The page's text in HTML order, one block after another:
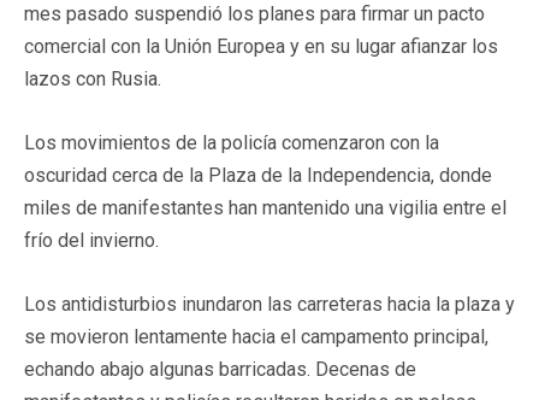
mes pasado suspendió los planes para firmar un pacto
comercial con la Unión Europea y en su lugar afianzar los
lazos con Rusia.
Los movimientos de la policía comenzaron con la
oscuridad cerca de la Plaza de la Independencia, donde
miles de manifestantes han mantenido una vigilia entre el
frío del invierno.
Los antidisturbios inundaron las carreteras hacia la plaza y
se movieron lentamente hacia el campamento principal,
echando abajo algunas barricadas. Decenas de